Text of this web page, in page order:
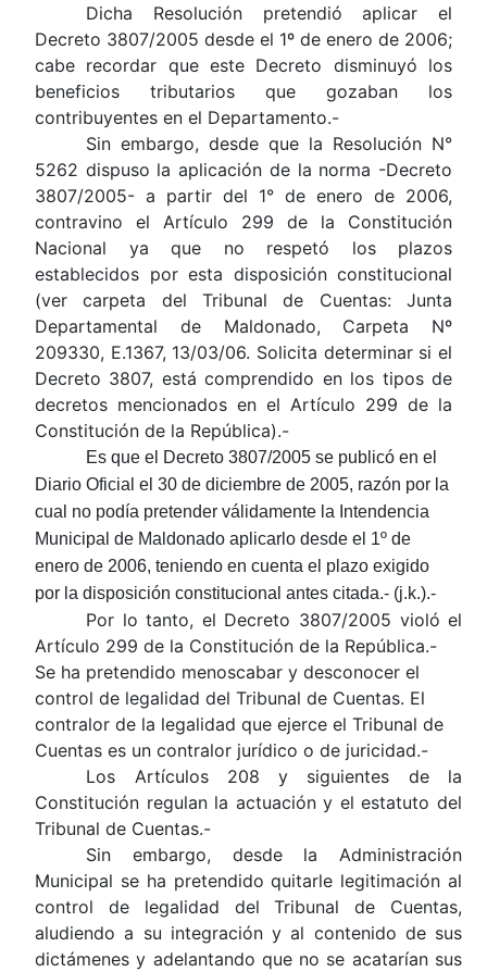
Dicha Resolución pretendió aplicar el
Decreto 3807/2005 desde el 1º de enero de 2006;
cabe recordar que este Decreto disminuyó los
beneficios tributarios que gozaban los
contribuyentes en el Departamento.-
Sin embargo, desde que la Resolución N°
5262 dispuso la aplicación de la norma -Decreto
3807/2005- a partir del 1° de enero de 2006,
contravino el Artículo 299 de la Constitución
Nacional ya que no respetó los plazos
establecidos por esta disposición constitucional
(ver carpeta del Tribunal de Cuentas: Junta
Departamental de Maldonado, Carpeta Nº
209330, E.1367, 13/03/06. Solicita determinar si el
Decreto 3807, está comprendido en los tipos de
decretos mencionados en el Artículo 299 de la
Constitución de la República).-
Es que el Decreto 3807/2005 se publicó en el
Diario Oficial el 30 de diciembre de 2005, razón por la
cual no podía pretender válidamente la Intendencia
Municipal de Maldonado aplicarlo desde el 1º de
enero de 2006, teniendo en cuenta el plazo exigido
por la disposición constitucional antes citada.- (j.k.).-
Por lo tanto, el Decreto 3807/2005 violó el
Artículo 299 de la Constitución de la República.-
Se ha pretendido menoscabar y desconocer el
control de legalidad del Tribunal de Cuentas. El
contralor de la legalidad que ejerce el Tribunal de
Cuentas es un contralor jurídico o de juricidad.-
Los Artículos 208 y siguientes de la
Constitución regulan la actuación y el estatuto del
Tribunal de Cuentas.-
Sin embargo, desde la Administración
Municipal se ha pretendido quitarle legitimación al
control de legalidad del Tribunal de Cuentas,
aludiendo a su integración y al contenido de sus
dictámenes y adelantando que no se acatarían sus